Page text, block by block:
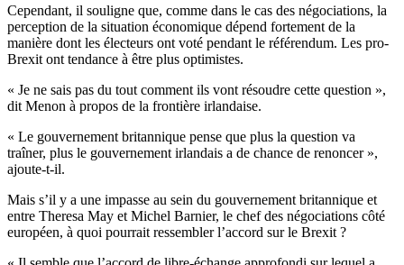
Cependant, il souligne que, comme dans le cas des négociations, la
perception de la situation économique dépend fortement de la
manière dont les électeurs ont voté pendant le référendum. Les pro-
Brexit ont tendance à être plus optimistes.
« Je ne sais pas du tout comment ils vont résoudre cette question »,
dit Menon à propos de la frontière irlandaise.
« Le gouvernement britannique pense que plus la question va
traîner, plus le gouvernement irlandais a de chance de renoncer »,
ajoute-t-il.
Mais s’il y a une impasse au sein du gouvernement britannique et
entre Theresa May et Michel Barnier, le chef des négociations côté
européen, à quoi pourrait ressembler l’accord sur le Brexit ?